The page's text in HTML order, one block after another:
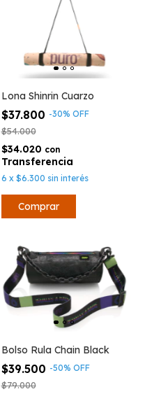
Lona Shinrin Cuarzo
$37.800 -30% OFF
$54.000
$34.020 con
6 x $6.300 sin interés
Bolso Rula Chain Black
$39.500 -50% OFF
$79.000